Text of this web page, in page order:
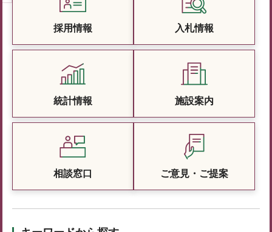
採用情報 入札情報
統計情報 施設案内
相談窓口 ご意見・ご提案